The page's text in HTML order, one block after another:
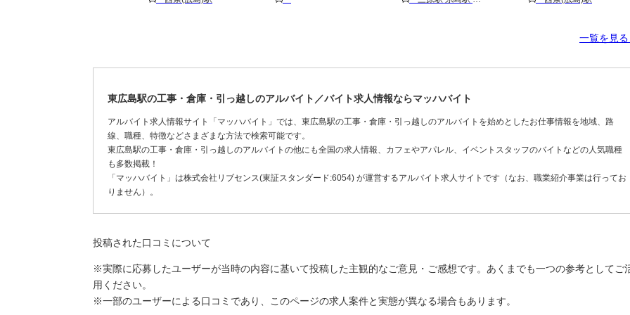
一覧を見
東広島駅の工事・倉庫・引っ越しのアルバイト／バイト求人情報ならマッハバイト
アルバイト求人情報サイト「マッハバイト」では、東広島駅の工事・倉庫・引っ越しのアルバイトを始めとしたお仕事情報を地域、路
線、職種、特徴などさまざまな方法で検索可能です。
東広島駅の工事・倉庫・引っ越しのアルバイトの他にも全国の求人情報、カフェやアパレル、イベントスタッフのバイトなどの人気職種
も多数掲載！
「マッハバイト」は株式会社リブセンス(東証スタンダード:6054) が運営するアルバイト求人サイトです（なお、職業紹介事業は行ってお
りません）。
投稿された口コミについて
※実際に応募したユーザーが当時の内容に基いて投稿した主観的なご意見・ご感想です。あくまでも一つの参考としてご
用ください。
※一部のユーザーによる口コミであり、このページの求人案件と実態が異なる場合もあります。